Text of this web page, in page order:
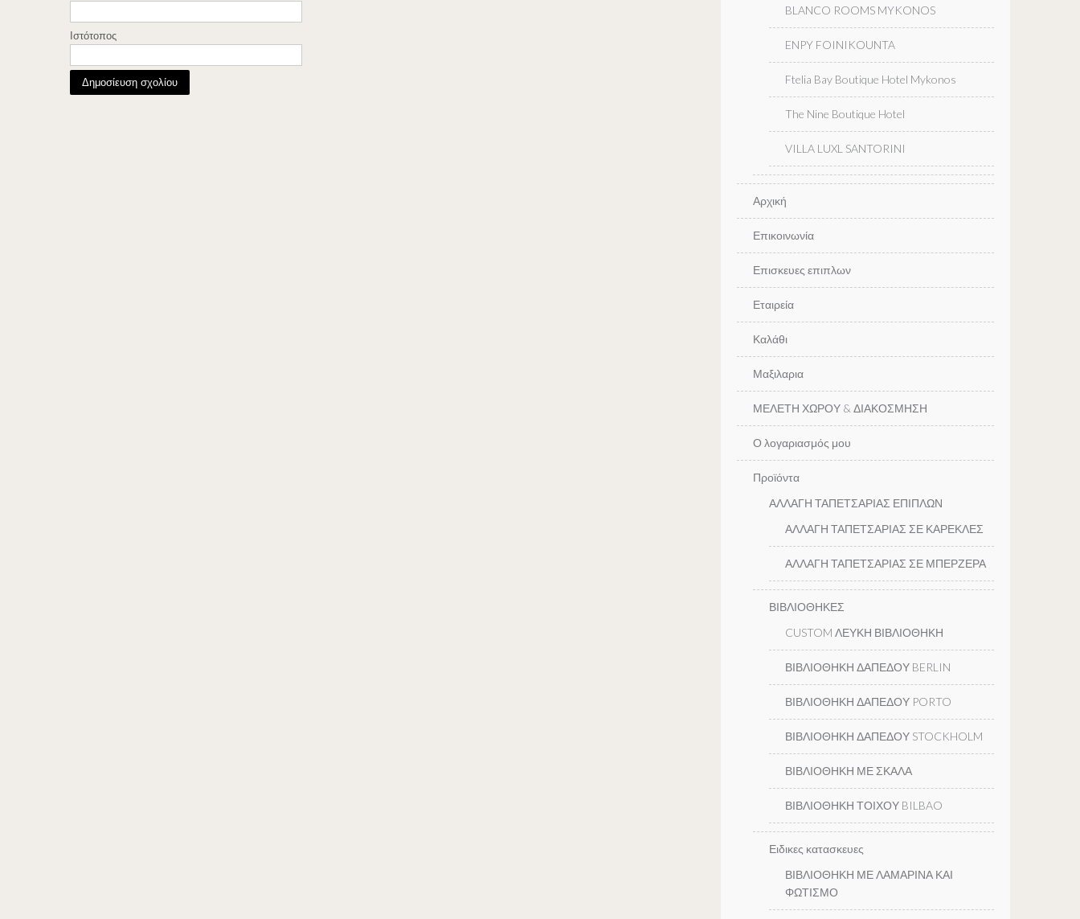
Ιστότοπος
BLANCO ROOMS MYKONOS
ENPY FOINIKOUNTA
Ftelia Bay Boutique Hotel Mykonos
The Nine Boutique Hotel
VILLA LUXL SANTORINI
Αρχική
Επικοινωνία
Επισκευες επιπλων
Εταιρεία
Καλάθι
Μαξιλαρια
ΜΕΛΕΤΗ ΧΩΡΟΥ & ΔΙΑΚΟΣΜΗΣΗ
Ο λογαριασμός μου
Προϊόντα
ΑΛΛΑΓΗ ΤΑΠΕΤΣΑΡΙΑΣ ΕΠΙΠΛΩΝ
ΑΛΛΑΓΗ ΤΑΠΕΤΣΑΡΙΑΣ ΣΕ ΚΑΡΕΚΛΕΣ
ΑΛΛΑΓΗ ΤΑΠΕΤΣΑΡΙΑΣ ΣΕ ΜΠΕΡΖΕΡΑ
ΒΙΒΛΙΟΘΗΚΕΣ
CUSTOM ΛΕΥΚΗ ΒΙΒΛΙΟΘΗΚΗ
ΒΙΒΛΙΟΘΗΚΗ ΔΑΠΕΔΟΥ BERLIN
ΒΙΒΛΙΟΘΗΚΗ ΔΑΠΕΔΟΥ PORTO
ΒΙΒΛΙΟΘΗΚΗ ΔΑΠΕΔΟΥ STOCKHOLM
ΒΙΒΛΙΟΘΗΚΗ ΜΕ ΣΚΑΛΑ
ΒΙΒΛΙΟΘΗΚΗ ΤΟΙΧΟΥ BILBAO
Ειδικες κατασκευες
ΒΙΒΛΙΟΘΗΚΗ ΜΕ ΛΑΜΑΡΙΝΑ ΚΑΙ
ΦΩΤΙΣΜΟ